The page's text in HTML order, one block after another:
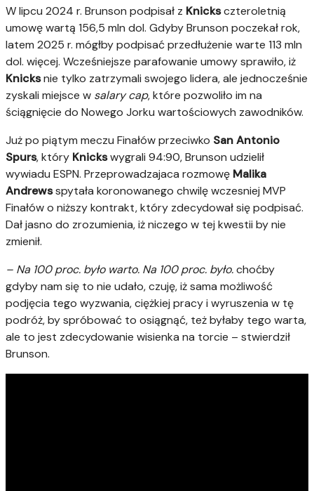
W lipcu 2024 r. Brunson podpisał z Knicksczteroletnią
umowę wartą 156,5 mln dol. Gdyby Brunson poczekał rok,
latem 2025 r. mógłby podpisać przedłużenie warte 113 mln
dol. więcej. Wcześniejsze parafowanie umowy sprawiło, iż
Knicksnie tylko zatrzymali swojego lidera, ale jednocześnie
zyskali miejsce w salary cap, które pozwoliło im na
ściągnięcie do Nowego Jorku wartościowych zawodników.
Już po piątym meczu Finałów przeciwko San Antonio
Spurs, który Knickswygrali 94:90, Brunson udzielił
wywiadu ESPN. Przeprowadzajaca rozmowę Malika
Andrewsspytała koronowanego chwilę wczesniej MVP
Finałów o niższy kontrakt, który zdecydował się podpisać.
Dał jasno do zrozumienia, iż niczego w tej kwestii by nie
zmienił.
– Na 100 proc. było warto. Na 100 proc. było.choćby
gdyby nam się to nie udało, czuję, iż sama możliwość
podjęcia tego wyzwania, ciężkiej pracy i wyruszenia w tę
podróż, by spróbować to osiągnąć, też byłaby tego warta,
ale to jest zdecydowanie wisienka na torcie – stwierdził
Brunson.